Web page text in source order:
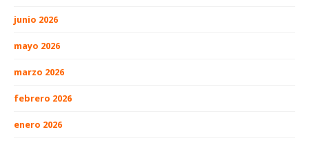
junio 2026
mayo 2026
marzo 2026
febrero 2026
enero 2026